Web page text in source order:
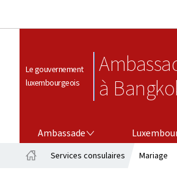
Le gouvernement
luxembourgeois
à
Ambassade
Services consulaires Mariage